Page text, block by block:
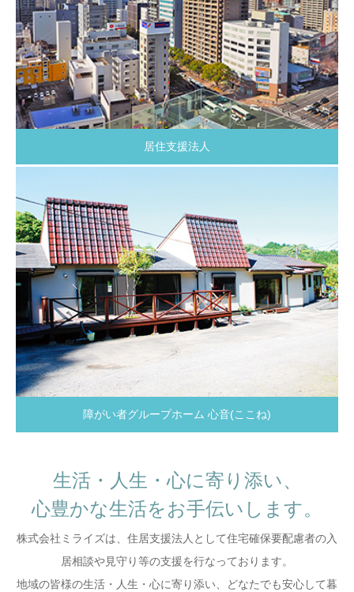
居住支援法人
障がい者グループホーム 心音(ここね)
生活・人生・心に寄り添い、
心豊かな生活をお手伝いします。
株式会社ミライズは、住居支援法人として住宅確保要配慮者の入
居相談や見守り等の支援を行なっております。
地域の皆様の生活・人生・心に寄り添い、どなたでも安心して暮